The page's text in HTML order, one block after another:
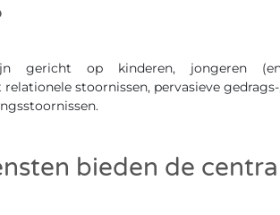
gericht op kinderen, jongeren
stoornissen, pervasieve
bieden de centra